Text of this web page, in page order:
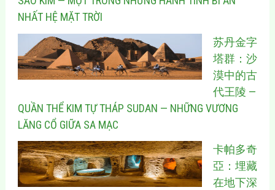
NHẤT HỆ MẶT TRỜI
苏丹金字
塔群：沙
漠中的古
代王陵 —
QUẦN THỂ KIM TỰ THÁP SUDAN — NHỮNG VƯƠNG
LĂNG CỔ GIỮA SA MẠC
卡帕多奇
亞：埋藏
在地下深